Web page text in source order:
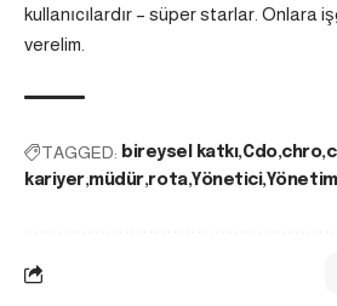
kullanıcılardır – süper starlar. Onlara
verelim.
TAGGED: bireysel katkı Cdo chro
kariyer müdür rota Yönetici Yönetim